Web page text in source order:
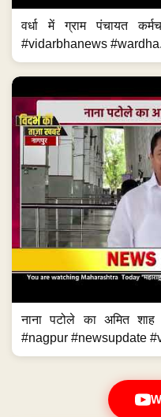
वर्धा में ग्राम पंचायत
#vidarbhanews
नाना पटोले का अमित
#nagpur #newsupdate